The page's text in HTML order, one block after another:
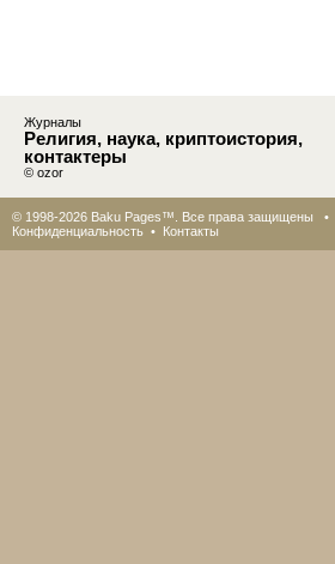
Журналы
Религия, наука, криптоистория,
контактеры
© ozor
© 1998-2026 Baku Pages™. Все права защищены •
Конфиденциальность • Контакты